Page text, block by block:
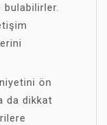
bulabilirler.
ön
da dikkat